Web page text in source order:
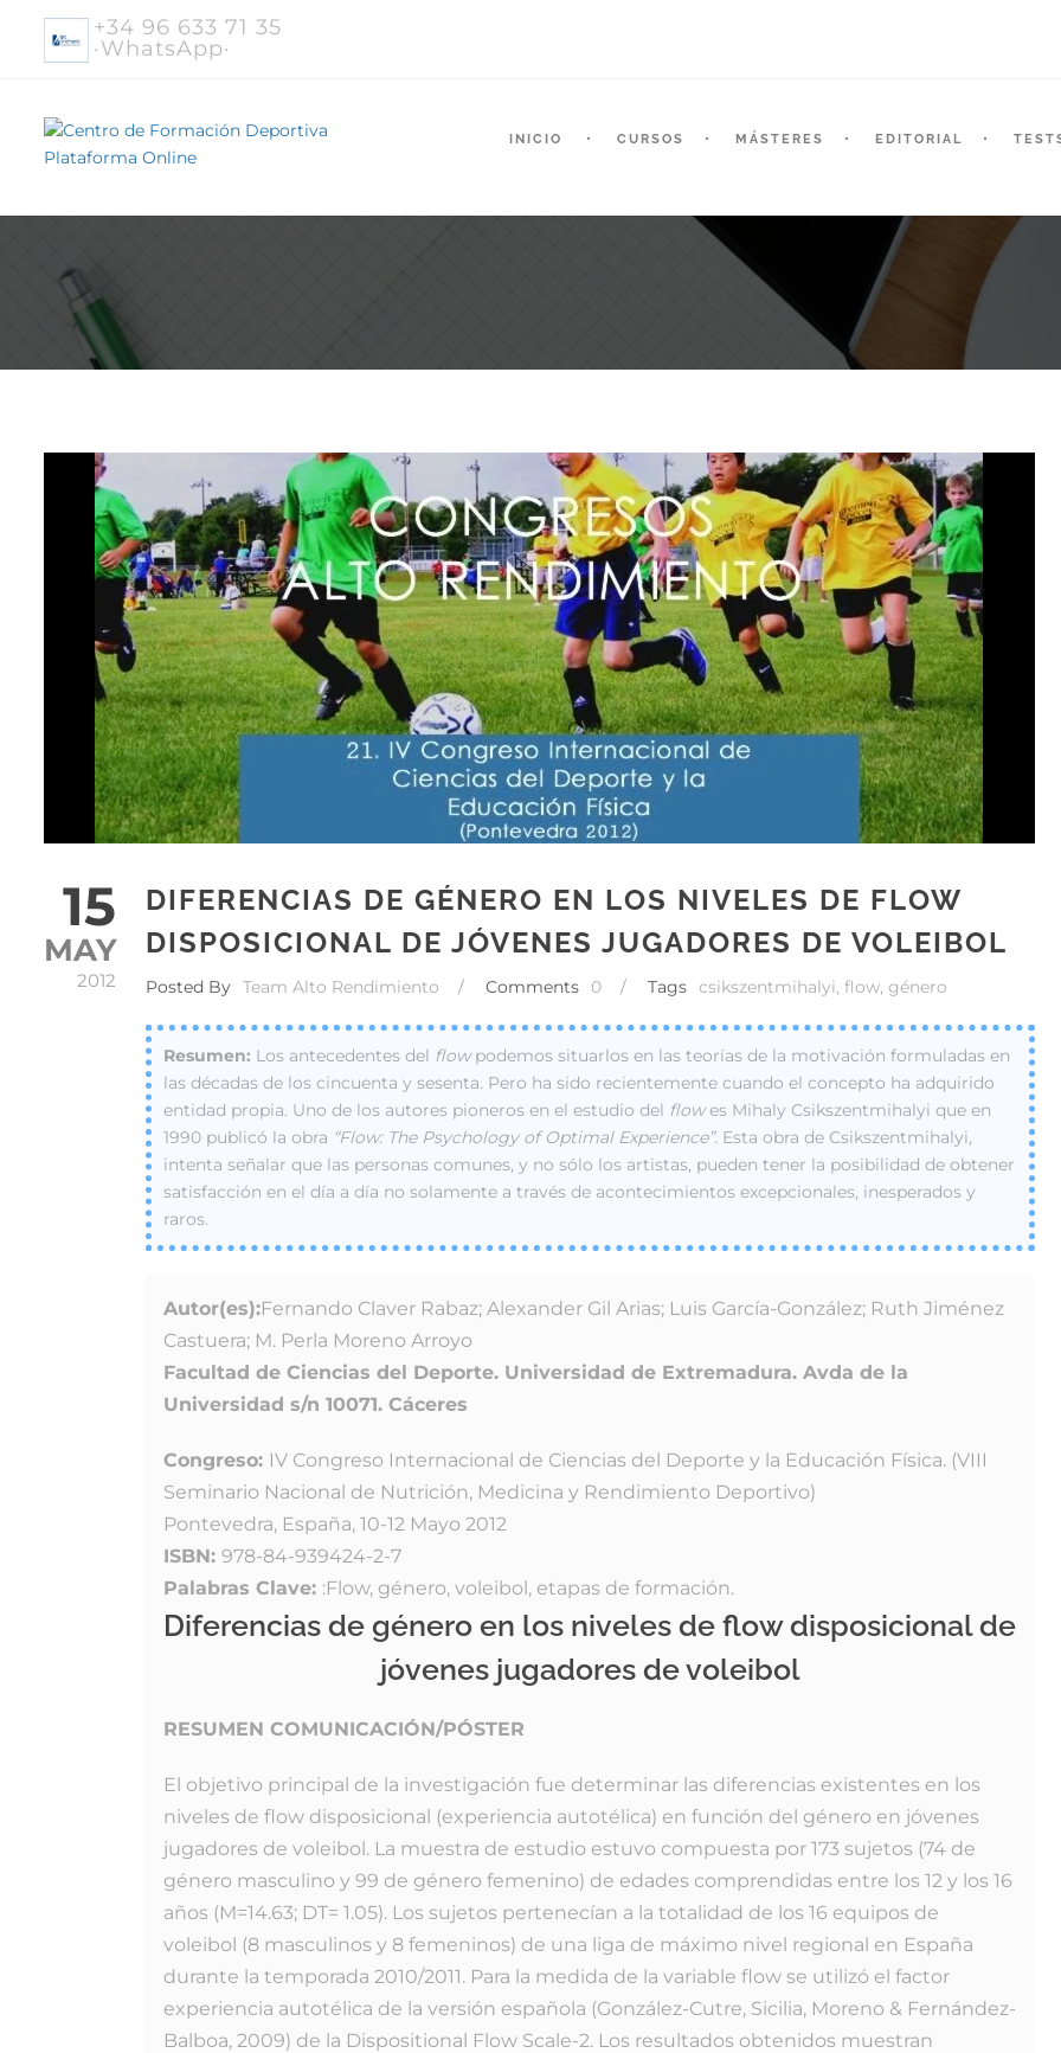
+34 96 633 71 35
·WhatsApp·
INICIO CURSOS MÁSTERES EDITORIAL
15
MAY
2012
DIFERENCIAS DE GÉNERO EN LOS NIVELES DE FLOW
DISPOSICIONAL DE JÓVENES JUGADORES DE VOLEIBOL
Posted By Team Alto Rendimiento / Comments 0 / Tags csikszentmihalyi, flow, género
Los antecedentes del flowpodemos situarlos en las teorías de la motivación formuladas en
las décadas de los cincuenta y sesenta. Pero ha sido recientemente cuando el concepto ha adquirido
entidad propia. Uno de los autores pioneros en el estudio del flowes Mihaly Csikszentmihalyi que en
1990 publicó la obra “Flow: The Psychology of Optimal Experience”. Esta obra de Csikszentmihalyi,
intenta señalar que las personas comunes, y no sólo los artistas, pueden tener la posibilidad de obtener
satisfacción en el día a día no solamente a través de acontecimientos excepcionales, inesperados y
raros.
Autor(es):Fernando Claver Rabaz; Alexander Gil Arias; Luis García-González; Ruth Jiménez
Castuera; M. Perla Moreno Arroyo
Facultad de Ciencias del Deporte. Universidad de Extremadura. Avda de la
Universidad s/n 10071. Cáceres
Congreso: IV Congreso Internacional de Ciencias del Deporte y la Educación Física. (VIII
Seminario Nacional de Nutrición, Medicina y Rendimiento Deportivo)
Pontevedra, España, 10-12 Mayo 2012
ISBN: 978-84-939424-2-7
Palabras Clave: :Flow, género, voleibol, etapas de formación.
Diferencias de género en los niveles de flow disposicional de
jóvenes jugadores de voleibol
RESUMEN COMUNICACIÓN/PÓSTER
El objetivo principal de la investigación fue determinar las diferencias existentes en los
niveles de flow disposicional (experiencia autotélica) en función del género en jóvenes
jugadores de voleibol. La muestra de estudio estuvo compuesta por 173 sujetos (74 de
género masculino y 99 de género femenino) de edades comprendidas entre los 12 y los 16
años (M=14.63; DT= 1.05). Los sujetos pertenecían a la totalidad de los 16 equipos de
voleibol (8 masculinos y 8 femeninos) de una liga de máximo nivel regional en España
durante la temporada 2010/2011. Para la medida de la variable flow se utilizó el factor
experiencia autotélica de la versión española (González-Cutre, Sicilia, Moreno & Fernández-
Balboa, 2009) de la Dispositional Flow Scale-2. Los resultados obtenidos muestran